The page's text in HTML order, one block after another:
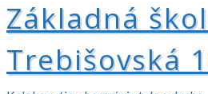
Základná
Trebišovská